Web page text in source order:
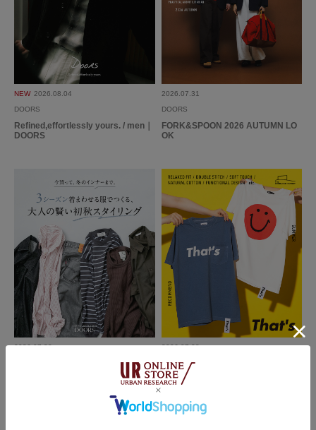
NEW 2026.08.04
DOORS
Refined,effortlessly yours. / men｜
DOORS
2026.07.31
DOORS
FORK&SPOON 2026 AUTUMN LO
OK
2026.07.28
3シーズン着まわせる服でつくる、大
2026.07.28
THE GOODLAND MARKET
That’s SUMMER RECOMMEND｜T